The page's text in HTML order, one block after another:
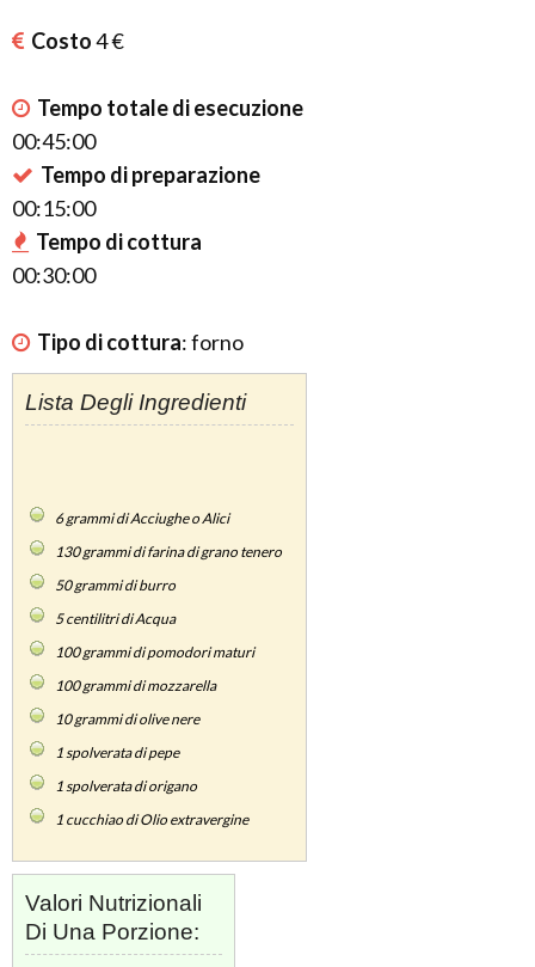
Costo4 €
Tempo totale di esecuzione
00:45:00
Tempo di preparazione
00:15:00
Tempo di cottura
00:30:00
Tipo di cottura:forno
Lista Degli Ingredienti
6grammi di Acciughe o Alici
130grammi di farina di grano tenero
50grammi di burro
5centilitri di Acqua
100grammi di pomodori maturi
100grammi di mozzarella
10grammi di olive nere
1spolverata di pepe
1spolverata di origano
1 cucchiao di Olio extravergine
Valori Nutrizionali
Di Una Porzione: